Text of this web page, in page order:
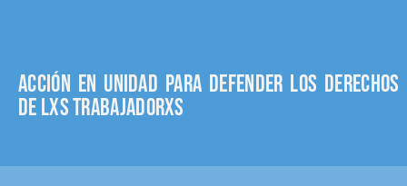
Acción en unidad para defender los derechos
de lxs trabajadorxs